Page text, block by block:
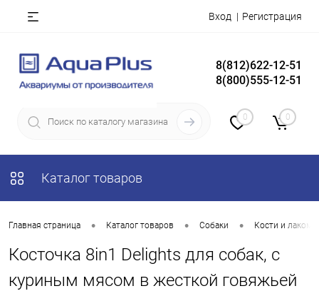
Вход Регистрация
8(812)622-12-51
8(800)555-12-51
0 0
Каталог товаров
Главная страница • Каталог товаров • Собаки • Кости и
Косточка 8in1 Delights для собак, с
куриным мясом в жесткой говяжьей